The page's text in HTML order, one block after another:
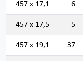
457 x 17,1 6
457 x 17,5 5
457 x 19,1 37